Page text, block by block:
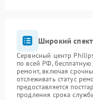
Широкий
Сервисный центр
по всей РФ, бесплатную
ремонт, включая
отслеживать статус
предоставляется
продления срока